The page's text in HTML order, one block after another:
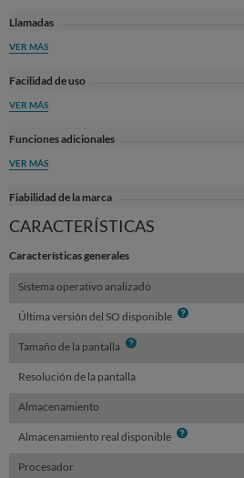
Llamadas
VER MÁS
Facilidad de uso
VER MÁS
Funciones adicionales
VER MÁS
Fiabilidad de la marca
CARACTERÍSTICAS
Características generales
Sistema operativo analizado
Última versión del SO disponible Info
Tamaño de la pantalla Info
Resolución de la pantalla
Almacenamiento
Almacenamiento real disponible Info
Procesador